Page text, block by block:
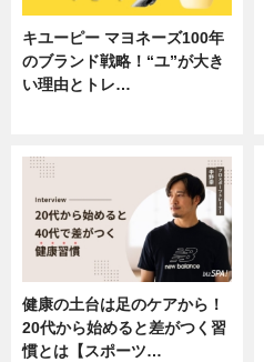
キユーピー マヨネーズ100年
のブランド戦略！“ユ”が大き
い理由とトレ…
健康の土台は足のケアから！
20代から始めると差がつく習
慣とは【スポーツ…